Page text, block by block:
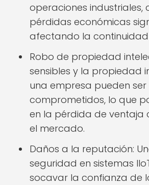
operaciones industriales,
pérdidas económicas
afectando la
Robo de propiedad
sensibles y la propiedad
una empresa pueden ser
comprometidos, lo que
en la pérdida de ventaja
el mercado.
Daños a la reputación:
seguridad en sistemas
socavar la confianza de